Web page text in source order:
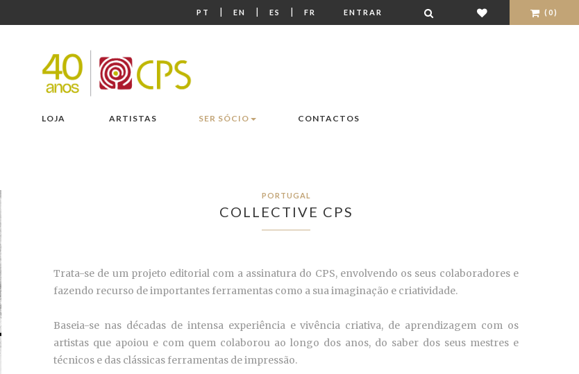
PT | EN | ES | FR ENTRAR (0)
LOJA ARTISTAS SER SÓCIO CONTACTOS
PORTUGAL
COLLECTIVE CPS
Trata-se de um projeto editorial com a assinatura do CPS, envolvendo os seus colaboradores e
fazendo recurso de importantes ferramentas como a sua imaginação e criatividade.
Baseia-se nas décadas de intensa experiência e vivência criativa, de aprendizagem com os
artistas que apoiou e com quem colaborou ao longo dos anos, do saber dos seus mestres e
técnicos e das clássicas ferramentas de impressão.